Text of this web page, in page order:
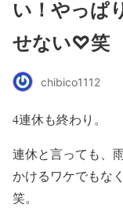
い！やっぱ
せない♡笑
chibico1112
4連休も終わり。
連休と言っても、
かけるワケでもな
笑。